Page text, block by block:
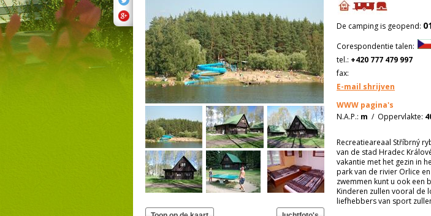
De camping is geopend:
Corespondentie talen:
tel.: +420 777 479 997
fax:
E-mail shrijven
WWW pagina's
N.A.P.: m / Oppervlakte:
Recreatieareaal Stříbrný
van de stad Hradec
vakantie met het gezin in
park van de rivier Orlice
zwemmen kunt u ook een
Kinderen zullen vooral de
liefhebbers van sport